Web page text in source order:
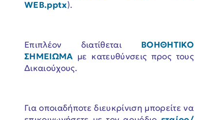
WEB.pptx).
Επιπλέον διατίθεται ΒΟΗΘΗΤΙΚΟ
ΣΗΜΕΙΩΜΑ με κατευθύνσεις προς τους
Δικαιούχους.
Για οποιαδήποτε διευκρίνιση μπορείτε να